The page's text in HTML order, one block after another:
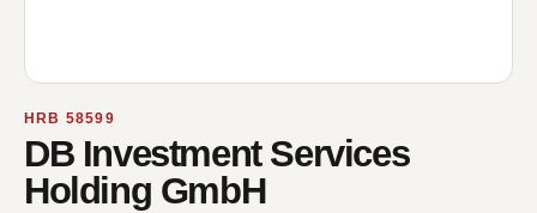
HRB 58599
DB Investment Services
Holding GmbH